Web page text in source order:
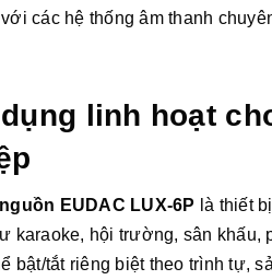
các hệ thống âm thanh
linh hoạt
EUDAC LUX-6P là thiết
karaoke, hội trường, sân khấu,
bật/tắt riêng biệt theo trình tự,